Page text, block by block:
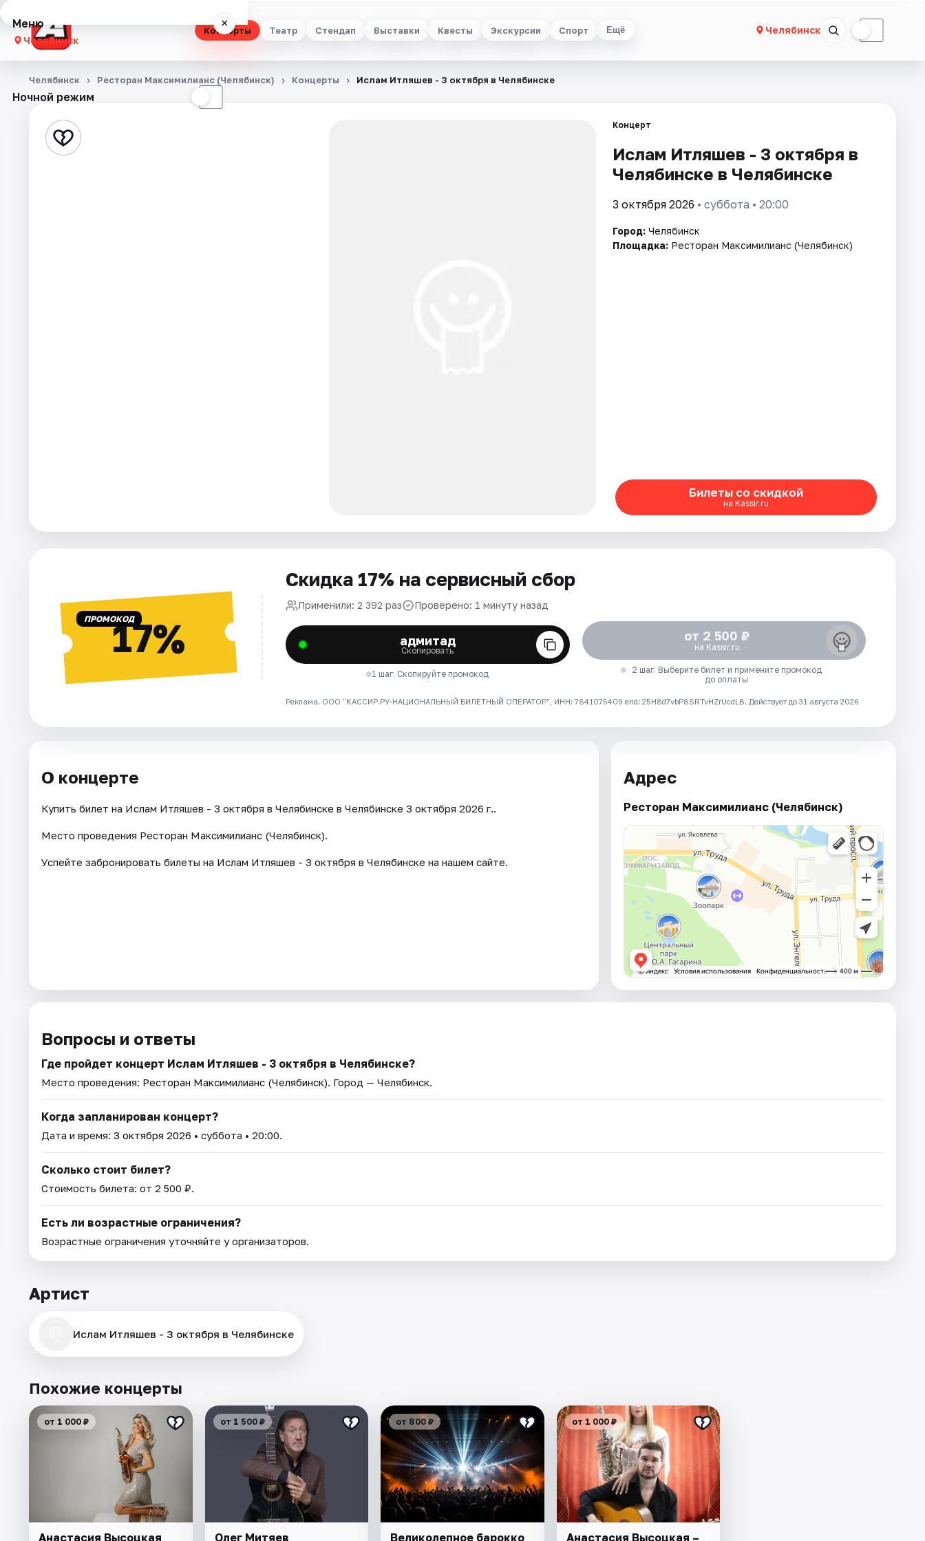
Концерты Театр Стендап Выставки Квесты Экскурсии Спорт Ещё Челябинск ☾
Меню ×
Челябинск
Концерты
Стендап
Ночной режим ☾
Челябинск Ресторан Максимилианс (Челябинск) Концерты Ислам Итляшев - 3 октября в Челябинске
Концерт
Ислам Итляшев - 3 октября в
Челябинске в Челябинске
3 октября 2026 • суббота • 20:00
Город: Челябинск
Площадка: Ресторан Максимилианс (Челябинск)
Билеты со скидкой
на Kassir.ru
ПРОМОКОД17%
Скидка 17% на сервисный сбор
Применили: 2 392 раз Проверено: 1 минуту назад
адмитад
Скопировать
1 шаг. Скопируйте промокод
от 2 500 ₽
на Kassir.ru
2 шаг. Выберите билет и примените промокод
до оплаты
Реклама. ООО "КАССИР.РУ-НАЦИОНАЛЬНЫЙ БИЛЕТНЫЙ ОПЕРАТОР", ИНН: 7841075409 erid: 25H8d7vbP8SRTvHZrUcdLB. Действует до 31 августа 2026
О концерте
Купить билет на Ислам Итляшев - 3 октября в Челябинске в Челябинске 3 октября 2026 г..
Место проведения Ресторан Максимилианс (Челябинск).
Успейте забронировать билеты на Ислам Итляшев - 3 октября в Челябинске на нашем сайте.
Адрес
Ресторан Максимилианс (Челябинск)
Вопросы и ответы
Где пройдет концерт Ислам Итляшев - 3 октября в Челябинске?
Место проведения: Ресторан Максимилианс (Челябинск). Город — Челябинск.
Когда запланирован концерт?
Дата и время: 3 октября 2026 • суббота • 20:00.
Сколько стоит билет?
Стоимость билета: от 2 500 ₽.
Есть ли возрастные ограничения?
Возрастные ограничения уточняйте у организаторов.
Артист
Ислам Итляшев - 3 октября в Челябинске
Похожие концерты
от 1 000 ₽
Анастасия Высоцкая
от 1 500 ₽
Олег Митяев
от 800 ₽
Великолепное барокко
от 1 000 ₽
Анастасия Высоцкая –